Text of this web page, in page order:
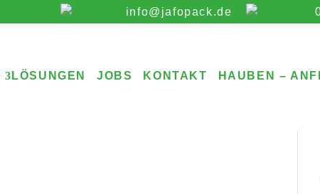
info@jafopack.de
LÖSUNGEN JOBS KONTAKT HAUBEN –